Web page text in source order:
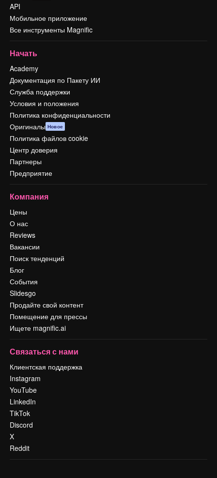
API
Мобильное приложение
Все инструменты Magnific
Начать
Academy
Документация по Пакету ИИ
Служба поддержки
Условия и положения
Политика конфиденциальности
Оригиналы Новое
Политика файлов cookie
Центр доверия
Партнеры
Предприятие
Компания
Цены
О нас
Reviews
Вакансии
Поиск тенденций
Блог
События
Slidesgo
Продайте свой контент
Помещение для прессы
Ищете magnific.ai
Связаться с нами
Клиентская поддержка
Instagram
YouTube
LinkedIn
TikTok
Discord
X
Reddit